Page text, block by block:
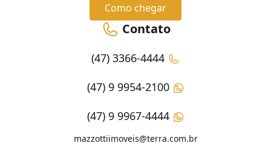
Como chegar
Contato
(47) 3366-4444
(47) 9 9954-2100
(47) 9 9967-4444
mazzottiimoveis@terra.com.br